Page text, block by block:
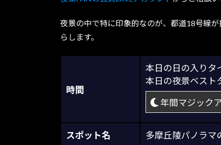
夜景の中で特に印象的なのが、都道18号線
らします。
時間
本日の日の入り
本日の夜景ベス
年間マジック
スポット名 多摩丘陵パノラマ